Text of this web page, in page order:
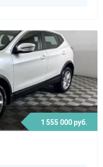
1 555 000 руб.